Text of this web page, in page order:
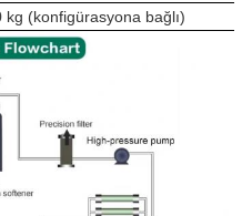
kg (konfigürasyona bağlı)